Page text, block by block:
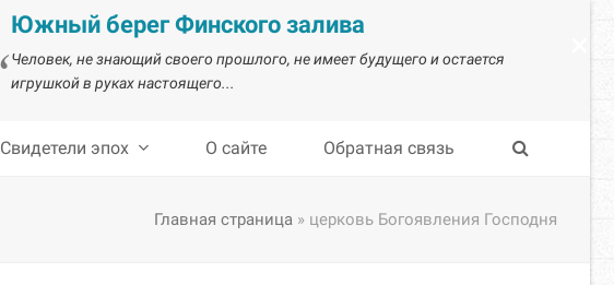
Южный берег Финского залива
Человек, не знающий своего прошлого, не имеет будущего и остается
игрушкой в руках настоящего...
Свидетели эпох О сайте Обратная связь
Главная страница » церковь Богоявления Господня